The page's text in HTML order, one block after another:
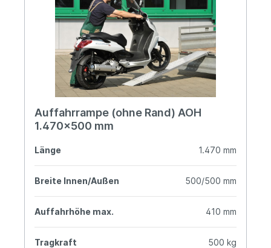
Auffahrrampe (ohne Rand) AOH
1.470x500 mm
Länge 1.470 mm
Breite Innen/Außen 500/500 mm
Auffahrhöhe max. 410 mm
Tragkraft 500 kg